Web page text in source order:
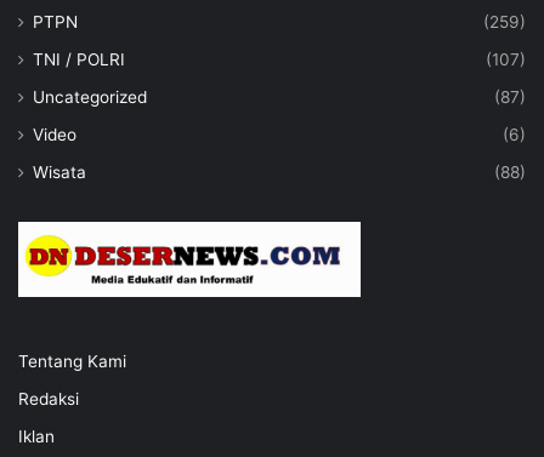
PTPN
(259)
TNI / POLRI
(107)
Uncategorized
(87)
Video
(6)
Wisata
(88)
Tentang Kami
Redaksi
Iklan